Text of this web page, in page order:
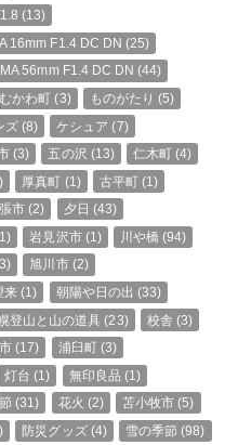
(13)
16mm F1.4 DC DN (25)
56mm F1.4 DC DN (44)
むかわ町 (3) ものがたり (5)
ズ(8) ケシュア (7)
(3) 五の沢 (13) 仁木町 (4)
厚真町 (1) 古平町 (1)
市 (2) 夕日 (43)
岩見沢市(1) 川や橋 (94)
旭川市(2)
来 (1) 朝陽や日の出 (33)
登山と山の道具 (23) 校舎 (3)
(17) 浦臼町(3)
灯台 (1) 無印良品 (1)
(31) 花火 (2) 苫小牧市 (5)
防災グッズ(4) 雪の季節 (98)